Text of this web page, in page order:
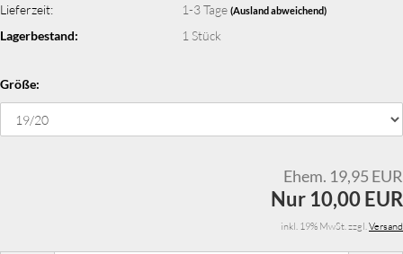
Lieferzeit:
1-3 Tage (Ausland abweichend)
Lagerbestand: 1 Stück
Größe:
Ehem. 19,95 EUR
Nur 10,00 EUR
inkl. 19% MwSt. zzgl.Versand